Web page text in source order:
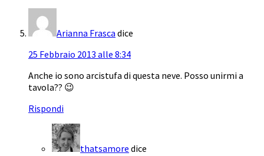
Arianna Frasca dice
25 Febbraio 2013 alle 8:34
Anche io sono arcistufa di questa neve. Posso unirmi a
tavola?? 😉
Rispondi
thatsamore dice